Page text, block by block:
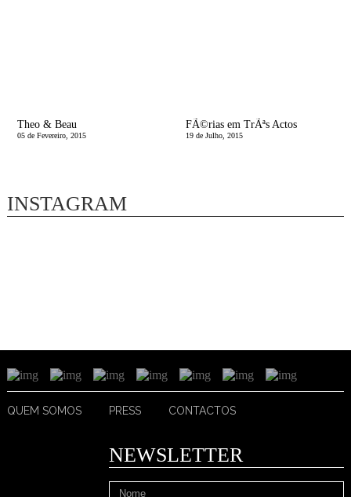
Theo & Beau
05 de Fevereiro, 2015
FÃ©rias em TrÃªs Actos
19 de Julho, 2015
INSTAGRAM
QUEM SOMOS PRESS CONTACTOS
NEWSLETTER